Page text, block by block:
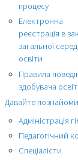
процесу
Електронна
реєстрація в
загальної
освіти
Правила
здобувача
Давайте
Адміністрація
Педагогічний
Спеціалісти